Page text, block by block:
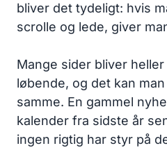
bliver det tydeligt: hvis
scrolle og lede, giver
Mange sider bliver
løbende, og det kan
samme. En gammel
kalender fra sidste år
ingen rigtig har styr på